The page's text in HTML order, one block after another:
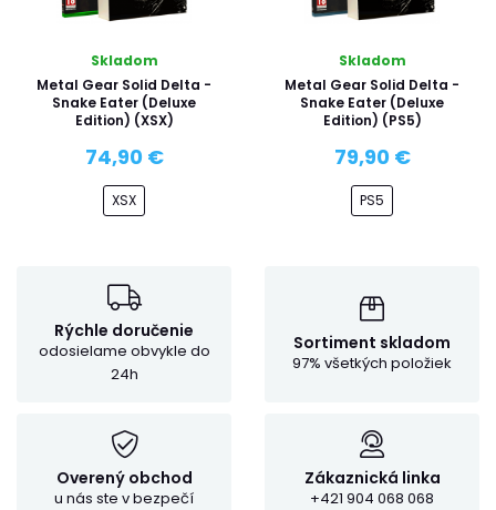
Skladom
Metal Gear Solid Delta -
Snake Eater (Deluxe
Edition) (XSX)
74,90 €
XSX
Skladom
Metal Gear Solid Delta -
Snake Eater (Deluxe
Edition) (PS5)
79,90 €
PS5
Rýchle doručenie
odosielame obvykle do
24h
Sortiment skladom
97% všetkých položiek
Overený obchod
u nás ste v bezpečí
Zákaznická linka
+421 904 068 068